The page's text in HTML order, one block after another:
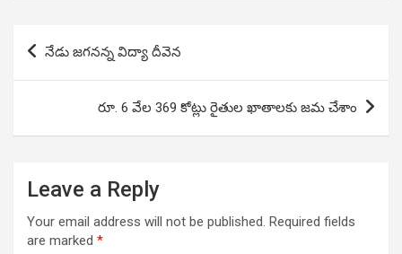
Post
navigation
నేడు జగనన్న విద్యా దీవెన
రూ. 6 వేల 369 కోట్లు రైతుల ఖాతాలకు జమ చేశాం
Leave a Reply
Your email address will not be published. Required fields
are marked *